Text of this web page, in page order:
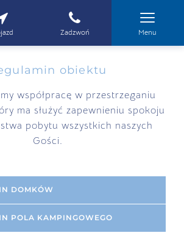
Zadzwoń Menu
obiektu
współpracę w przestrzeganiu
ma służyć zapewnieniu spokoju
pobytu wszystkich naszych
Gości.
DOMKÓW
POLA KAMPINGOWEGO